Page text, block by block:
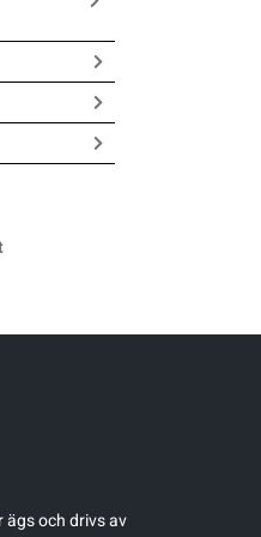
ägs och drivs av